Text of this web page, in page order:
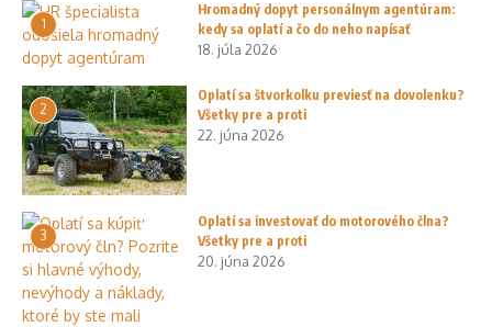
1
Hromadný dopyt personálnym agentúram:
kedy sa oplatí a čo do neho napísať
18. júla 2026
2
Oplatí sa štvorkolku previesť na dovolenku?
Všetky pre a proti
22. júna 2026
3
Oplatí sa investovať do motorového člna?
Všetky pre a proti
20. júna 2026